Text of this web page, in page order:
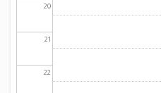
20
21
22